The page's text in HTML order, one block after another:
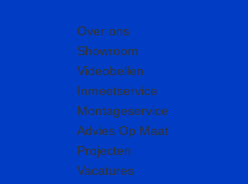
Over ons
Showroom
Videobellen
Inmeetservice
Montageservice
Advies Op Maat
Projecten
Vacatures